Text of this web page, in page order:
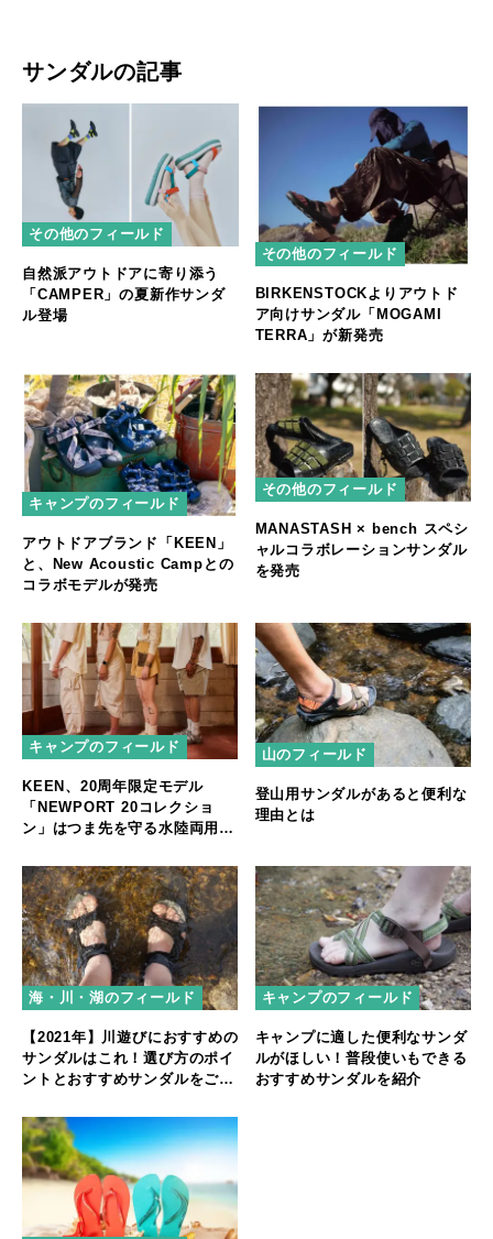
サンダルの記事
その他のフィールド
自然派アウトドアに寄り添う
「CAMPER」の夏新作サンダ
ル登場
その他のフィールド
BIRKENSTOCKよりアウトド
ア向けサンダル「MOGAMI
TERRA」が新発売
キャンプのフィールド
アウトドアブランド「KEEN」
と、New Acoustic Campとの
コラボモデルが発売
その他のフィールド
MANASTASH × bench スペシ
ャルコラボレーションサンダル
を発売
キャンプのフィールド
KEEN、20周年限定モデル
「NEWPORT 20コレクショ
ン」はつま先を守る水陸両用サ
山のフィールド
登山用サンダルがあると便利な
理由とは
海・川・湖のフィールド
【2021年】川遊びにおすすめの
サンダルはこれ！選び方のポイ
ントとおすすめサンダルをご紹
キャンプのフィールド
キャンプに適した便利なサンダ
ルがほしい！普段使いもできる
おすすめサンダルを紹介